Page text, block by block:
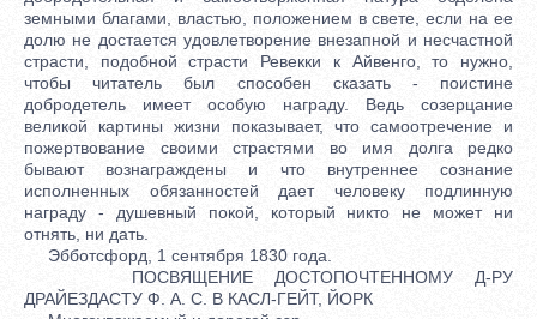
земными благами, властью, положением в свете, если на ее
долю не достается удовлетворение внезапной и несчастной
страсти, подобной страсти Ревекки к Айвенго, то нужно,
чтобы читатель был способен сказать - поистине
добродетель имеет особую награду. Ведь созерцание
великой картины жизни показывает, что самоотречение и
пожертвование своими страстями во имя долга редко
бывают вознаграждены и что внутреннее сознание
исполненных обязанностей дает человеку подлинную
награду - душевный покой, который никто не может ни
отнять, ни дать.
Эбботсфорд, 1 сентября 1830 года.
ПОСВЯЩЕНИЕ ДОСТОПОЧТЕННОМУ Д-РУ
ДРАЙЕЗДАСТУ Ф. А. С. В КАСЛ-ГЕЙТ, ЙОРК